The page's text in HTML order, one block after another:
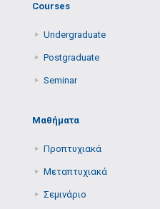
Courses
Undergraduate
Postgraduate
Seminar
Μαθήματα
Προπτυχιακά
Μεταπτυχιακά
Σεμινάριο